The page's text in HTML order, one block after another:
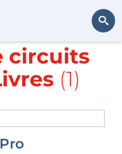
Rechercher
balise
circuits
(1)